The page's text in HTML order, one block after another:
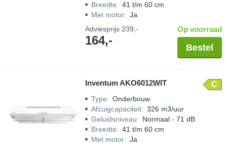
Breedte: 41 t/m 60 cm
Met motor: Ja
Adviesprijs 239,-
164,-
Op voorraad
Bestel
Inventum AKO6012WIT C
Type: Onderbouw
Afzuigcapaciteit: 326 m3/uur
Geluidsniveau: Normaal - 71 dB
Breedte: 41 t/m 60 cm
Met motor: Ja